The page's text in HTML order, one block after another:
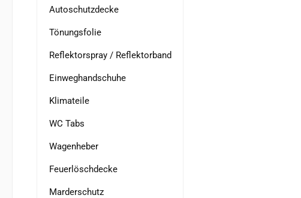
Autoschutzdecke
Tönungsfolie
Reflektorspray / Reflektorband
Einweghandschuhe
Klimateile
WC Tabs
Wagenheber
Feuerlöschdecke
Marderschutz